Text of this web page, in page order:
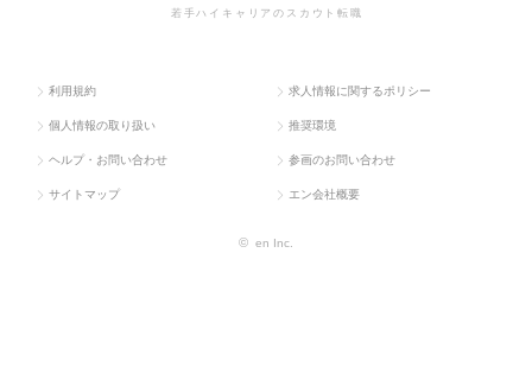
若手ハイキャリアのスカウト転職
利用規約 求人情報に関するポリシー
個人情報の取り扱い 推奨環境
ヘルプ・お問い合わせ 参画のお問い合わせ
サイトマップ エン会社概要
© en Inc.